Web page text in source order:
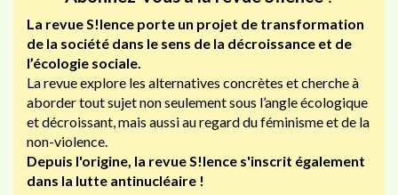
La revue S!lence porte un projet de transformation
de la société dans le sens de la décroissance et de
l’écologie sociale.
La revue explore les alternatives concrètes et cherche à
aborder tout sujet non seulement sous l’angle écologique
et décroissant, mais aussi au regard du féminisme et de la
non-violence.
Depuis l'origine, la revue S!lence s'inscrit également
dans la lutte antinucléaire !